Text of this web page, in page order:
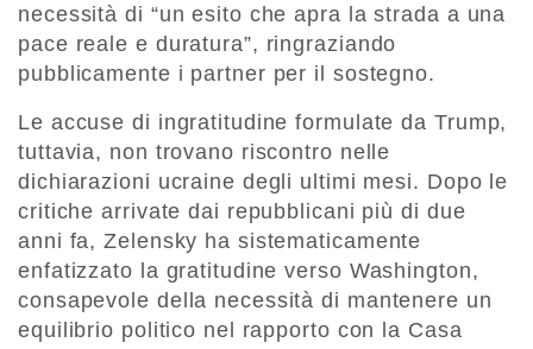
necessità di “un esito che apra la strada a una
pace reale e duratura”, ringraziando
pubblicamente i partner per il sostegno.
Le accuse di ingratitudine formulate da Trump,
tuttavia, non trovano riscontro nelle
dichiarazioni ucraine degli ultimi mesi. Dopo le
critiche arrivate dai repubblicani più di due
anni fa, Zelensky ha sistematicamente
enfatizzato la gratitudine verso Washington,
consapevole della necessità di mantenere un
equilibrio politico nel rapporto con la Casa